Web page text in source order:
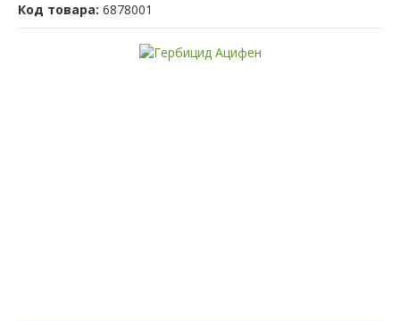
Код товара: 6878001